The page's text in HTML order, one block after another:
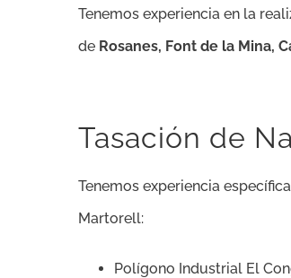
Tenemos experiencia en la
de Rosanes, Font de la Mina,
Tasación de
Tenemos experiencia
Martorell:
Polígono Industrial El